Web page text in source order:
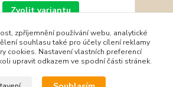
Zvolit variantu
strana z 1
zpříjemnění používání webu, analytické
souhlasu také pro účely cílení reklamy
cookies. Nastavení vlastních preferencí
upravit odkazem ve spodní části stránek.